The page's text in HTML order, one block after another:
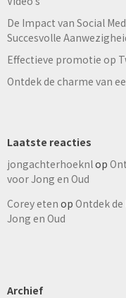
De Impact van Social
Succesvolle
Effectieve promotie op
Ontdek de charme van
Laatste reacties
jongachterhoeknl op
voor Jong en Oud
Corey eten op Ontdek
Jong en Oud
Archief